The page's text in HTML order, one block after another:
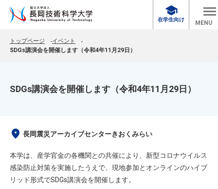
school
在学生向け MENU
トップページ
イベント
SDGs講演会を開催します（令和4年11月29日）
SDGs講演会を開催します（令和4年11月29日）
location_on 長岡震災アーカイブセンターきおくみらい
本学は、産学官金の各機関との共催により、新型コロナウイルス
感染防止対策を実施したうえで、現地参加とオンラインのハイブ
リッド形式でSDGs講演会を開催します。